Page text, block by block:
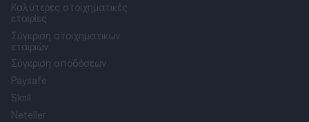
Καλύτερες στοιχηματικές
εταιρίες
Σύγκριση στοιχηματικών
εταιριών
Σύγκριση αποδόσεων
Paysafe
Skrill
Neteller